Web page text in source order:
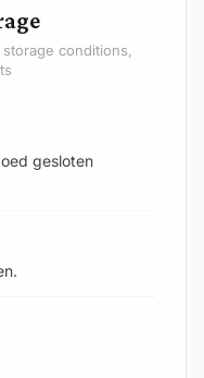
conditions,
gesloten